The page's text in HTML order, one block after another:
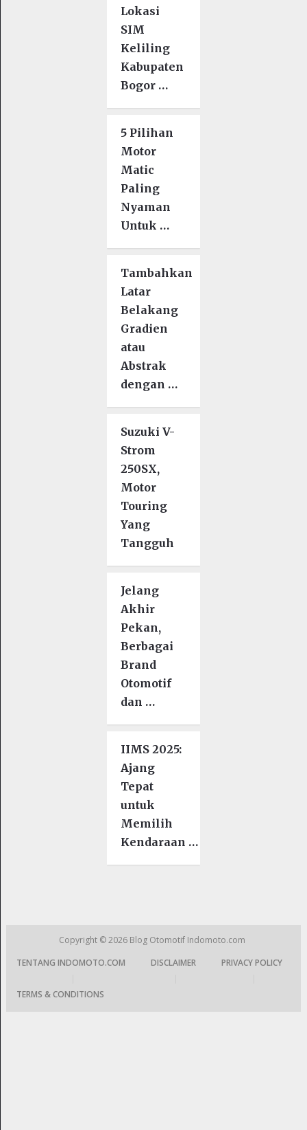
Lokasi
SIM
Keliling
Kabupaten
Bogor …
5 Pilihan
Motor
Matic
Paling
Nyaman
Untuk …
Tambahkan
Latar
Belakang
Gradien
atau
Abstrak
dengan …
Suzuki V-
Strom
250SX,
Motor
Touring
Yang
Tangguh
Jelang
Akhir
Pekan,
Berbagai
Brand
Otomotif
dan …
IIMS 2025:
Ajang
Tepat
untuk
Memilih
Kendaraan …
Copyright © 2026 Blog Otomotif Indomoto.com
TENTANG INDOMOTO.COM
DISCLAIMER
PRIVACY POLICY
TERMS & CONDITIONS